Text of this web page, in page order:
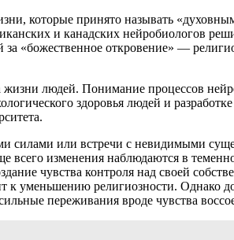
которые принято называть
и канадских нейробиологов
за «божественное откровение» —
жизни людей. Понимание процессов
здоровья людей и
силами или встречи с невидимыми
изменения наблюдаются в
чувства контроля над своей
к уменьшению религиозности. Однако
переживания вроде чувства